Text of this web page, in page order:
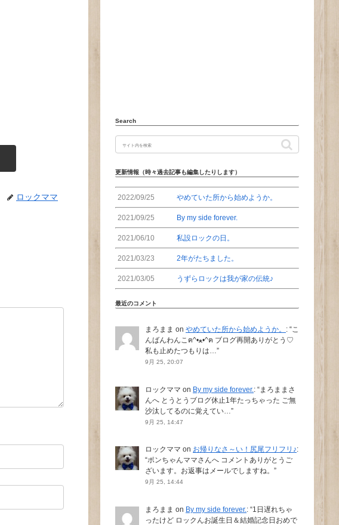
ロックママ
Search
更新情報（時々過去記事も編集したりします）
2022/09/25 やめていた所から始めようか。
2021/09/25 By my side forever.
2021/06/10 私設ロックの日。
2021/03/23 2年がたちました。
2021/03/05 うずらロックは我が家の伝統♪
最近のコメント
まろまま on やめていた所から始めようか。 : “こ
んばんわんこฅ^•ﻌ•^ฅ ブログ再開ありがとう♡
私も止めたつもりは…”
9月 25, 20:07
ロックママ on By my side forever. : “まろままさ
んへ とうとうブログ休止1年たっちゃった ご無
沙汰してるのに覚えてい… ”
9月 25, 14:47
ロックママ on お帰りなさ～い！尻尾フリフリ♪:
“ポンちゃんママさんへ コメントありがとうご
ざいます。お返事はメールでしますね。 ”
9月 25, 14:44
まろまま on By my side forever. : “1日遅れちゃ
ったけど ロックんお誕生日＆結婚記念日おめで